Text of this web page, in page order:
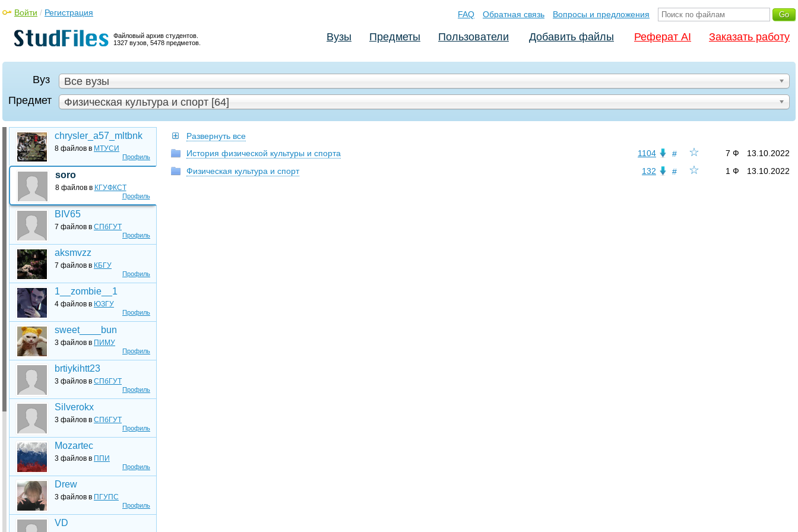
Файловый архив студентов.
1327 вузов, 5478 предметов.
Войти / Регистрация FAQ Обратная связь Вопросы и предложения
Вузы Предметы Пользователи Добавить файлы Реферат AI Заказать работу
Вуз
Все вузы
Предмет
Физическая культура и спорт [64]
Профиль
chrysler_a57_mltbnk
8 файлов в МТУСИ
Профиль
soro
8 файлов в КГУФКСТ
Профиль
BIV65
7 файлов в СПбГУТ
Профиль
aksmvzz
7 файлов в КБГУ
Профиль
1__zombie__1
4 файлов в ЮЗГУ
Профиль
sweet____bun
3 файлов в ПИМУ
Профиль
brtiykihtt23
3 файлов в СПбГУТ
Профиль
Silverokx
3 файлов в СПбГУТ
Профиль
Mozartec
3 файлов в ППИ
Профиль
Drew
3 файлов в ПГУПС
VD
Развернуть все
☆
# 13.10.2022
7 Ф
1104
История физической культуры и спорта
☆
# 13.10.2022
1 Ф
132
Физическая культура и спорт